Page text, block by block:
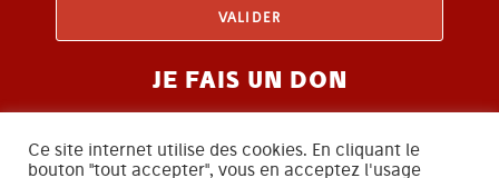
JE FAIS UN DON
Ce site internet utilise des cookies. En cliquant le
bouton "tout accepter", vous en acceptez l'usage